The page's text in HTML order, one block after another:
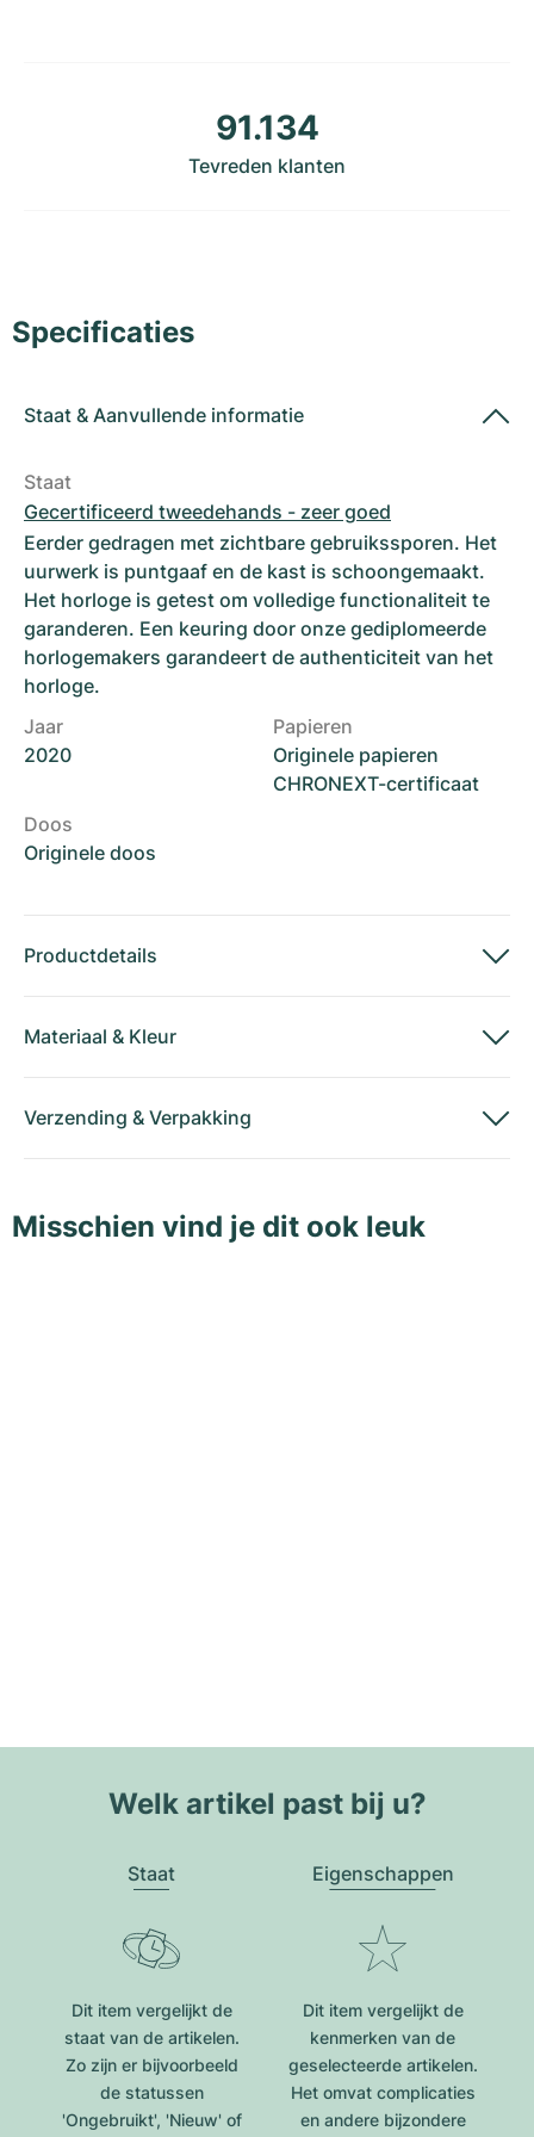
91.134
Tevreden klanten
Specificaties
Staat & Aanvullende informatie
Staat
Gecertificeerd tweedehands - zeer goed
Eerder gedragen met zichtbare gebruikssporen. Het
uurwerk is puntgaaf en de kast is schoongemaakt.
Het horloge is getest om volledige functionaliteit te
garanderen. Een keuring door onze gediplomeerde
horlogemakers garandeert de authenticiteit van het
horloge.
Jaar
2020
Papieren
Originele papieren
CHRONEXT-certificaat
Doos
Originele doos
Productdetails
Materiaal & Kleur
Verzending & Verpakking
Misschien vind je dit ook leuk
Welk artikel past bij u?
Staat
Dit item vergelijkt de
staat van de artikelen.
Zo zijn er bijvoorbeeld
de statussen
'Ongebruikt', 'Nieuw' of
Eigenschappen
Dit item vergelijkt de
kenmerken van de
geselecteerde artikelen.
Het omvat complicaties
en andere bijzondere